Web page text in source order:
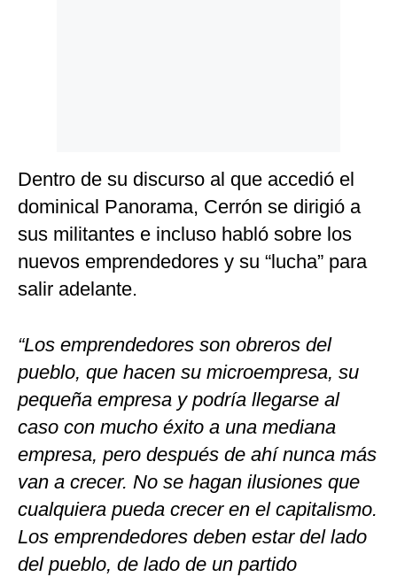
Dentro de su discurso al que accedió el
dominical Panorama, Cerrón se dirigió a
sus militantes e incluso habló sobre los
nuevos emprendedores y su “lucha” para
salir adelante.
“Los emprendedores son obreros del
pueblo, que hacen su microempresa, su
pequeña empresa y podría llegarse al
caso con mucho éxito a una mediana
empresa, pero después de ahí nunca más
van a crecer. No se hagan ilusiones que
cualquiera pueda crecer en el capitalismo.
Los emprendedores deben estar del lado
del pueblo, de lado de un partido